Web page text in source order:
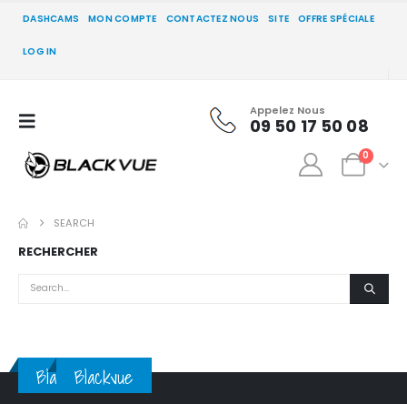
DASHCAMS MON COMPTE CONTACTEZ NOUS SITE OFFRE SPÉCIALE
LOG IN
Appelez Nous
09 50 17 50 08
0
SEARCH
RECHERCHER
BlackvueBlackvue